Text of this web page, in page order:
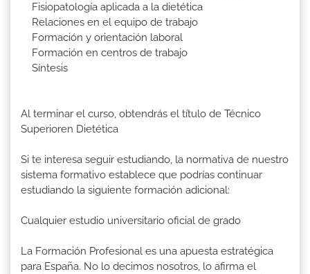
Fisiopatología aplicada a la dietética
Relaciones en el equipo de trabajo
Formación y orientación laboral
Formación en centros de trabajo
Síntesis
Al terminar el curso, obtendrás el título de Técnico
Superioren Dietética
Si te interesa seguir estudiando, la normativa de nuestro
sistema formativo establece que podrías continuar
estudiando la siguiente formación adicional:
Cualquier estudio universitario oficial de grado
La Formación Profesional es una apuesta estratégica
para España. No lo decimos nosotros, lo afirma el